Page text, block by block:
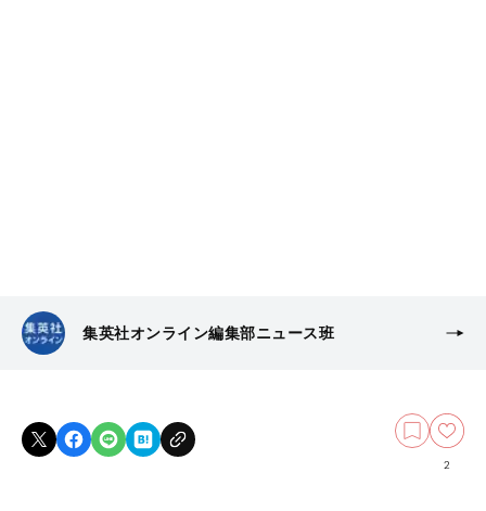
集英社オンライン編集部ニュース班
2